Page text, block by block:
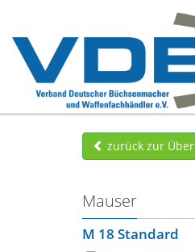
zurück zur
Mauser
M 18 Standard